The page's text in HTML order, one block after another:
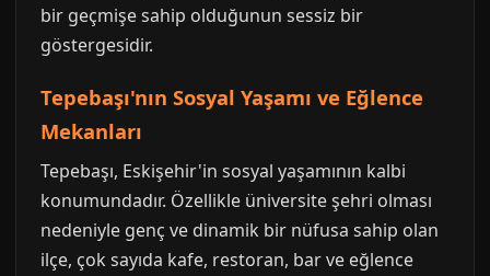
bir geçmişe sahip olduğunun sessiz bir
göstergesidir.
Tepebaşı'nın Sosyal Yaşamı ve Eğlence
Mekanları
Tepebaşı, Eskişehir'in sosyal yaşamının kalbi
konumundadır. Özellikle üniversite şehri olması
nedeniyle genç ve dinamik bir nüfusa sahip olan
ilçe, çok sayıda kafe, restoran, bar ve eğlence